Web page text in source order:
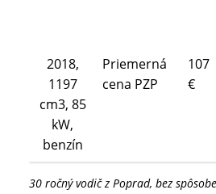
2018,
1197
cm3, 85
kW,
benzín
Priemerná
cena PZP
107
€
30 ročný vodič z Poprad, bez